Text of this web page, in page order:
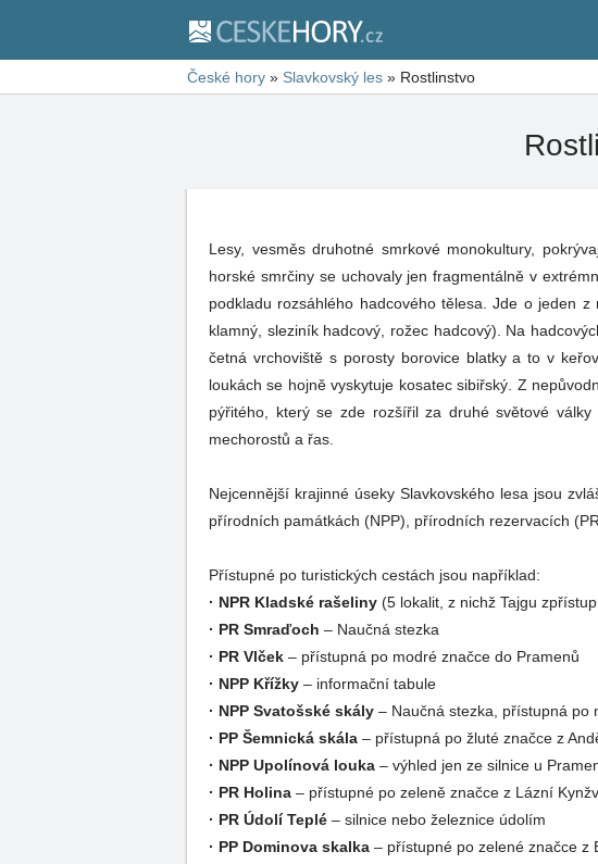
České hory » Slavkovský les » Rostlinstvo
Lesy, vesměs druhotné smrkové monokultury,
horské smrčiny se uchovaly jen fragmentálně v
podkladu rozsáhlého hadcového tělesa. Jde o jeden
klamný, sleziník hadcový, rožec hadcový). Na
četná vrchoviště s porosty borovice blatky a to v
loukách se hojně vyskytuje kosatec sibiřský. Z
pýřitého, který se zde rozšířil za druhé světové
mechorostů a řas.
Nejcennější krajinné úseky Slavkovského lesa jsou
přírodních památkách (NPP), přírodních rezervacích
Přístupné po turistických cestách jsou například:
· NPR Kladské rašeliny (5 lokalit, z nichž Tajgu
· PR Smraďoch – Naučná stezka
· PR Vlček – přístupná po modré značce do Pramenů
· NPP Křížky – informační tabule
· NPP Svatošské skály – Naučná stezka, přístupná po
· PP Šemnická skála – přístupná po žluté značce z
· NPP Upolínová louka – výhled jen ze silnice u
· PR Holina – přístupné po zeleně značce z Lázní
· PR Údolí Teplé – silnice nebo železnice údolím
· PP Dominova skalka – přístupné po zelené značce z